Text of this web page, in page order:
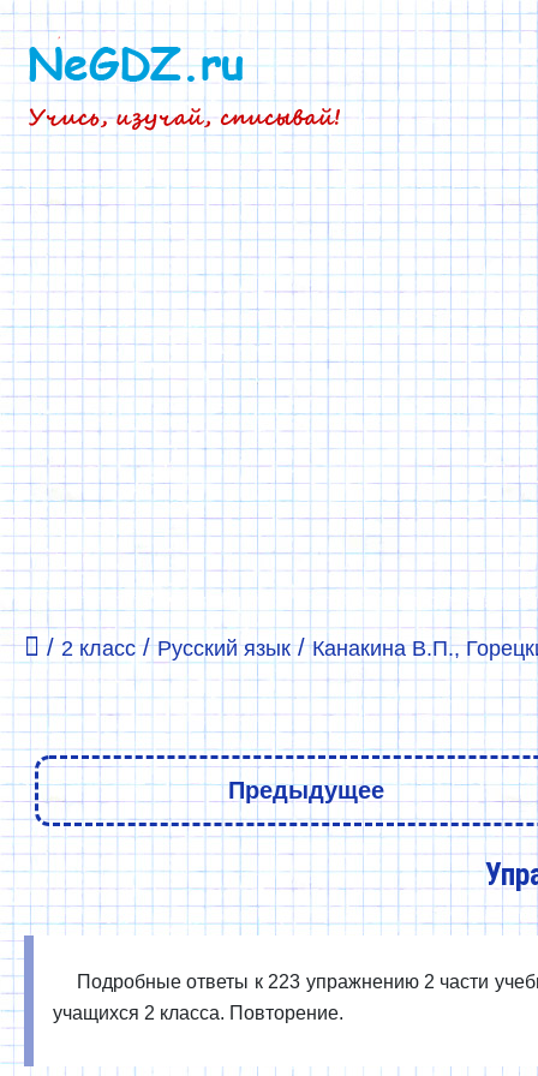
/ 2 класс/Русский язык/Канакина В.П.,
Предыдущее
Подробные ответы к 223 упражнению 2 части
учащихся 2 класса. Повторение.